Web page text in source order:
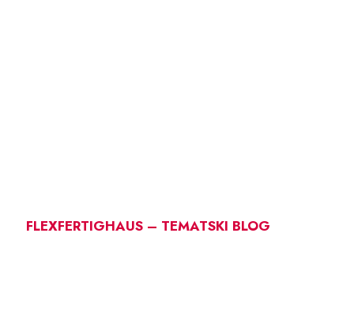
FLEXFERTIGHAUS – TEMATSKI BLOG